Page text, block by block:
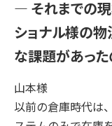
― それまでの現
ショナル様の物
な課題があった
山本様
以前の倉庫時代は